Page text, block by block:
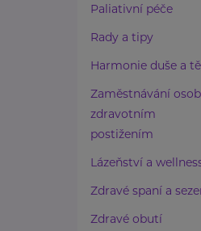
Paliativní péče
Rady a tipy
Harmonie duše a
Zaměstnávání
zdravotním
postižením
Lázeňství a
Zdravé spaní a
Zdravé obutí